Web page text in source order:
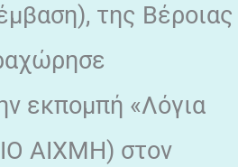
της Βέροιας
εκπομπή «Λόγια
ΑΙΧΜΗ) στον